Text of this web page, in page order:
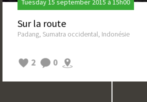
Tuesday 15 september 2015 à 15h00
Sur la route
Padang, Sumatra occidental, Indonésie
2 0